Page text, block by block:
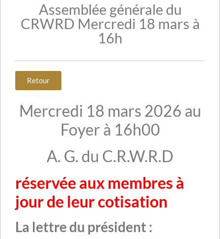
Assemblée générale du
CRWRD Mercredi 18 mars à
16h
Retour
Mercredi 18 mars 2026 au
Foyer à 16h00
A. G. du C.R.W.R.D
réservée aux membres à
jour de leur cotisation
La lettre du président :